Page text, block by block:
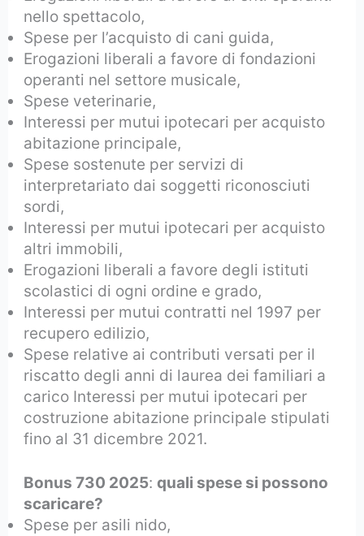
nello spettacolo,
Spese per l’acquisto di cani guida,
Erogazioni liberali a favore di fondazioni
operanti nel settore musicale,
Spese veterinarie,
Interessi per mutui ipotecari per acquisto
abitazione principale,
Spese sostenute per servizi di
interpretariato dai soggetti riconosciuti
sordi,
Interessi per mutui ipotecari per acquisto
altri immobili,
Erogazioni liberali a favore degli istituti
scolastici di ogni ordine e grado,
Interessi per mutui contratti nel 1997 per
recupero edilizio,
Spese relative ai contributi versati per il
riscatto degli anni di laurea dei familiari a
carico Interessi per mutui ipotecari per
costruzione abitazione principale stipulati
fino al 31 dicembre 2021.
Bonus 730 2025:quali spese si possono
scaricare?
Spese per asili nido,